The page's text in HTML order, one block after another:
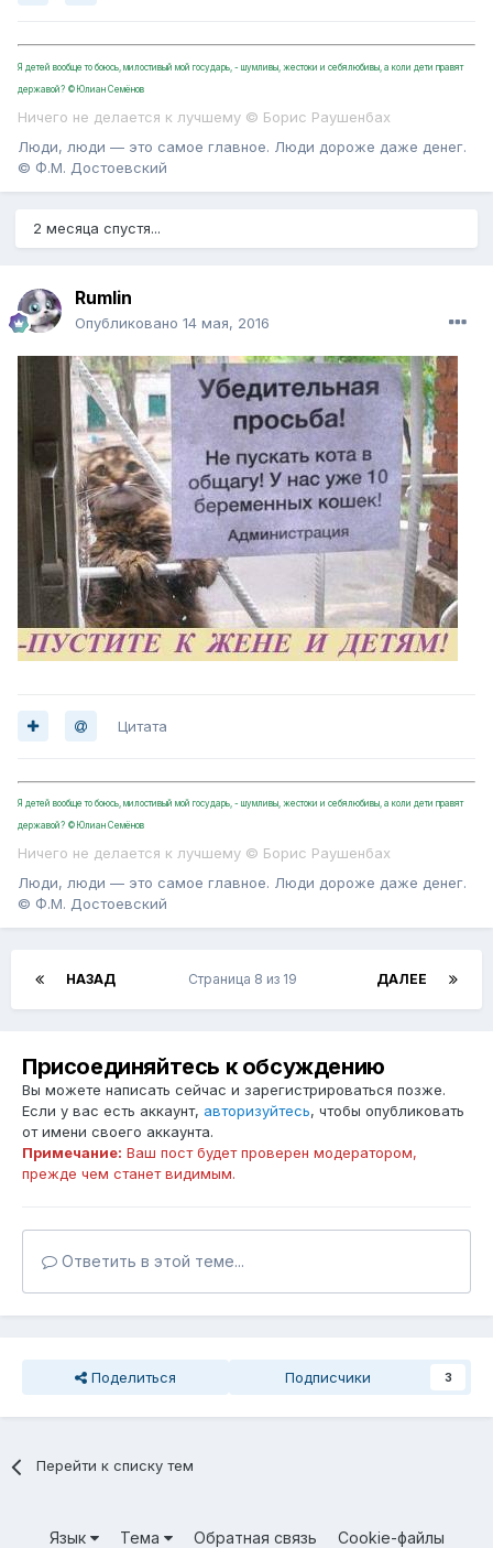
Я детей вообще то боюсь, милостивый мой государь, - шумливы, жестоки и себялюбивы, а коли дети правят
державой? ©Юлиан Семёнов
Ничего не делается к лучшему © Борис Раушенбах
Люди, люди — это самое главное. Люди дороже даже денег.
© Ф.М. Достоевский
2 месяца спустя...
Rumlin
Опубликовано 14 мая, 2016
Цитата
Я детей вообще то боюсь, милостивый мой государь, - шумливы, жестоки и себялюбивы, а коли дети правят
державой? ©Юлиан Семёнов
Ничего не делается к лучшему © Борис Раушенбах
Люди, люди — это самое главное. Люди дороже даже денег.
© Ф.М. Достоевский
НАЗАД ДАЛЕЕ
Страница 8 из 19
Присоединяйтесь к обсуждению
Вы можете написать сейчас и зарегистрироваться позже.
Если у вас есть аккаунт, авторизуйтесь, чтобы опубликовать
от имени своего аккаунта.
Примечание: Ваш пост будет проверен модератором,
прежде чем станет видимым.
Ответить в этой теме...
Поделиться Подписчики 3
Перейти к списку тем
Язык Тема Обратная связь Cookie-файлы